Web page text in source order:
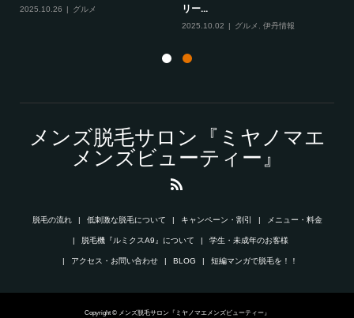
2025.10.26 グルメ
リー...
2025.10.02 グルメ 伊丹情報
メンズ脱毛サロン『ミヤノマエ
メンズビューティー』
脱毛の流れ 低刺激な脱毛について キャンペーン・割引 メニュー・料金
脱毛機『ルミクスA9』について 学生・未成年のお客様
アクセス・お問い合わせ BLOG 短編マンガで脱毛を！！
Copyright © メンズ脱毛サロン『ミヤノマエメンズビューティー』